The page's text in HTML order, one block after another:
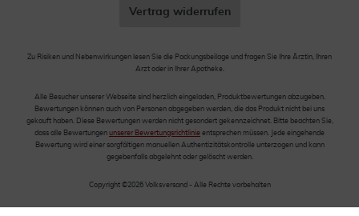
Vertrag widerrufen
Zu Risiken und Nebenwirkungen lesen Sie die Packungsbeilage und fragen Sie Ihre Ärztin, Ihren
Arzt oder in Ihrer Apotheke.
Alle Besucher unserer Webseite sind herzlich eingeladen, Produktbewertungen abzugeben.
Bewertungen können auch von Personen abgegeben werden, die das Produkt nicht bei uns
gekauft haben. Diese Bewertungen werden nicht gesondert gekennzeichnet. Bitte beachten Sie,
dass alle Bewertungen unserer Bewertungsrichtlinie entsprechen müssen. Jede eingehende
Bewertung wird einer sorgfältigen manuellen Authentizitätskontrolle unterzogen und kann
gegebenfalls abgelehnt oder gelöscht werden.
Copyright ©2026 Volksversand - Alle Rechte vorbehalten